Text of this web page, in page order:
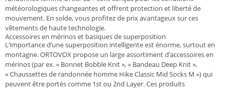
météorologiques changeantes et offrent protection et liberté de
mouvement. En solde, vous profitez de prix avantageux sur ces
vêtements de haute technologie.
Accessoires en mérinos et basiques de superposition
L’importance d’une superposition intelligente est énorme, surtout en
montagne. ORTOVOX propose un large assortiment d’accessoires en
mérinos (par ex. « Bonnet Bobble Knit », « Bandeau Deep Knit »,
« Chaussettes de randonnée homme Hike Classic Mid Socks M ») qui
peuvent être portés comme 1st ou 2nd Layer. Ces produits